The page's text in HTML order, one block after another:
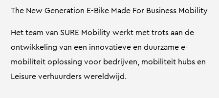
The New Generation E-Bike Made For Business Mobility
Het team van SURE Mobility werkt met trots aan de
ontwikkeling van een innovatieve en duurzame e-
mobiliteit oplossing voor bedrijven, mobiliteit hubs en
Leisure verhuurders wereldwijd.